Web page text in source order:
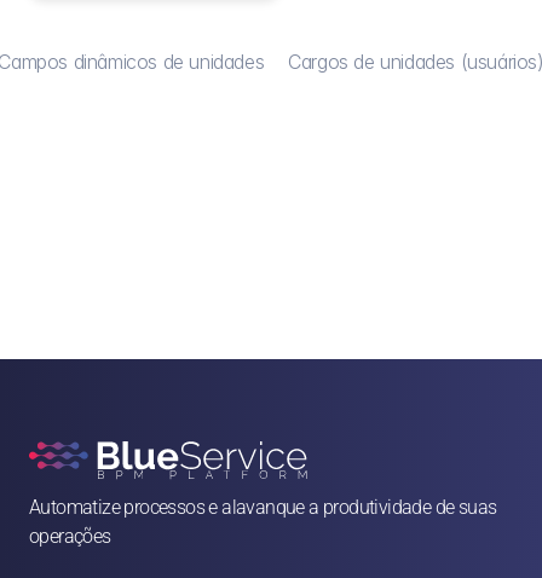
dinâmicos de unidades Cargos de unidades
Automatize processos e alavanque a produtividade de suas
operações